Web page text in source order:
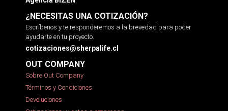
¿NECESITAS UNA COTIZACIÓN?
Escríbenos y te responderemos a la brevedad para poder
ayudarte en tu proyecto.
cotizaciones@sherpalife.cl
OUT COMPANY
Sobre Out Company
Términos y Condiciones
Devoluciones